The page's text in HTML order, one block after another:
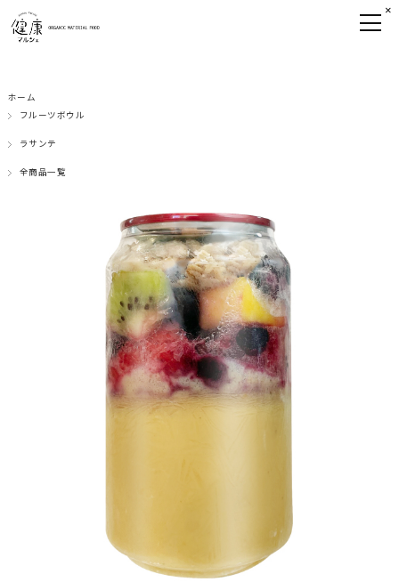
ホーム
フルーツボウル
ラサンテ
全商品一覧
×